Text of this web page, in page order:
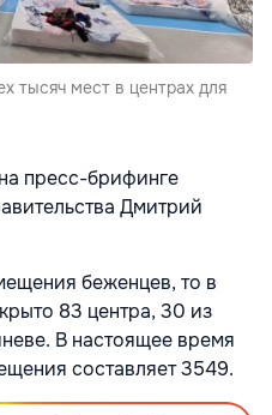
тысяч мест в центрах для
пресс-брифинге
Дмитрий
беженцев, то в
83 центра, 30 из
В настоящее время
составляет 3549.